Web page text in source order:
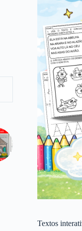
Textos